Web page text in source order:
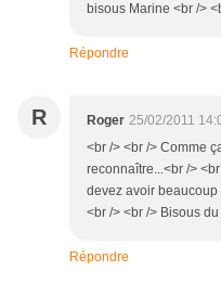
bisous Marine <br />
Répondre
R Roger 25/02/2011
<br /> <br /> Comme
reconnaître...<br />
devez avoir beaucoup
<br /> <br /> Bisous
Répondre